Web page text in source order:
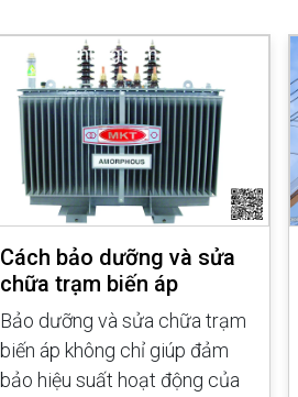
Cách bảo dưỡng và sửa
chữa trạm biến áp
Bảo dưỡng và sửa chữa trạm
biến áp không chỉ giúp đảm
bảo hiệu suất hoạt động của